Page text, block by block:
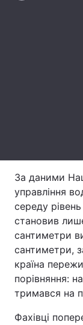
Послуги
За даними
управління
середу
становив
сантиметри
сантиметри,
країна
порівняння:
тримався на
Фахівці